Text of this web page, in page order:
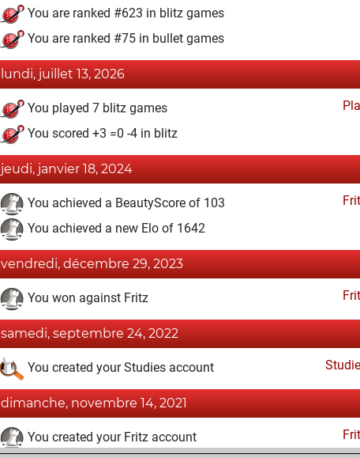
You are ranked #623 in blitz games
You are ranked #75 in bullet games
lundi, juillet 13, 2026
You played 7 blitz games
You scored +3 =0 -4 in blitz
jeudi, janvier 18, 2024
You achieved a BeautyScore of 103
You achieved a new Elo of 1642
vendredi, décembre 29, 2023
You won against Fritz
samedi, septembre 24, 2022
You created your Studies account
dimanche, novembre 14, 2021
You created your Fritz account